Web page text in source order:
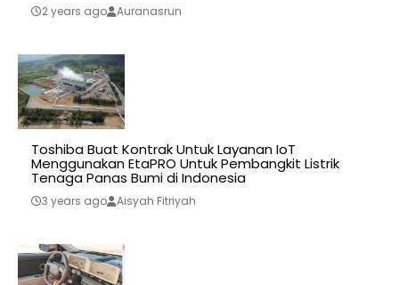
2 years ago Auranasrun
Toshiba Buat Kontrak Untuk Layanan IoT
Menggunakan EtaPRO Untuk Pembangkit Listrik
Tenaga Panas Bumi di Indonesia
3 years ago Aisyah Fitriyah